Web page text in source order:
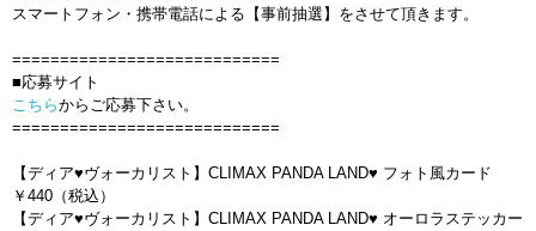
スマートフォン・携帯電話による【事前抽選】をさせて頂きます。
============================
■応募サイト
こちらからご応募下さい。
============================
【ディア♥ヴォーカリスト】CLIMAX PANDA LAND♥ フォト風カード
￥440（税込）
【ディア♥ヴォーカリスト】CLIMAX PANDA LAND♥ オーロラステッカー